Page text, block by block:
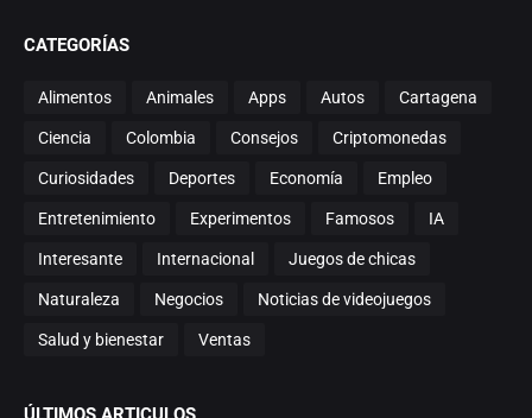
CATEGORÍAS
Alimentos Animales Apps Autos Cartagena
Ciencia Colombia Consejos Criptomonedas
Curiosidades Deportes Economía Empleo
Entretenimiento Experimentos Famosos IA
Interesante Internacional Juegos de chicas
Naturaleza Negocios Noticias de videojuegos
Salud y bienestar Ventas